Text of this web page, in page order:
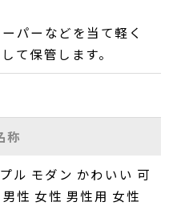
パーなどを当て軽く
て保管します。
称
ル モダン かわいい 可
性 女性 男性用 女性